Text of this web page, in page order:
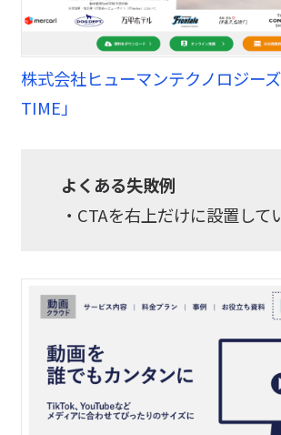
株式会社ヒューマンテクノロジー
TIME」
よくある失敗例
・CTAを右上だけに設置して